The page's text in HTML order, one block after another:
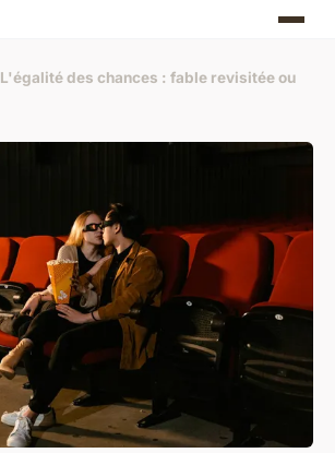
L'égalité des chances : fable revisitée ou